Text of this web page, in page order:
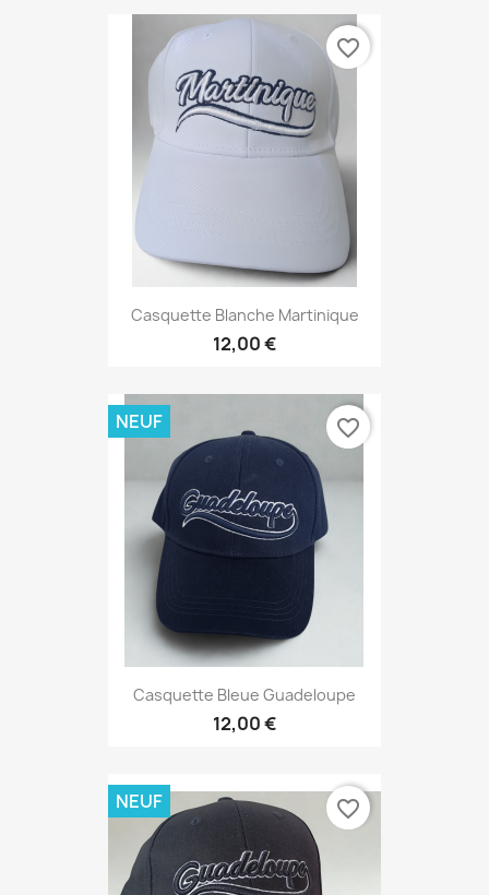
Casquette Blanche Martinique
12,00 €
favorite_border
Casquette Bleue Guadeloupe
12,00 €
NEUF favorite_border
NEUF favorite_border